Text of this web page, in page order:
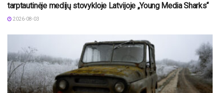
tarptautinėje medijų stovykloje Latvijoje „Young Media Sharks“
2026-08-03